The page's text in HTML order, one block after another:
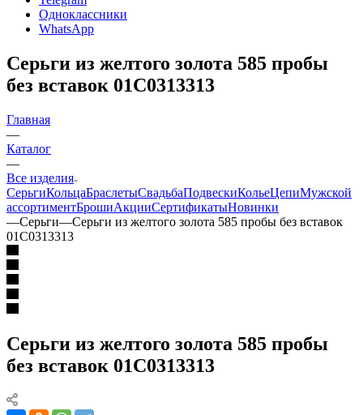
Одноклассники
WhatsApp
Серьги из желтого золота 585 пробы
без вставок 01С0313313
Главная
—
Каталог
—
Все изделия
СерьгиКольцаБраслетыСвадьбаПодвескиКольеЦепиМужской
ассортиментБрошиАкцииСертификатыНовинки
—Серьги—Серьги из желтого золота 585 пробы без вставок
01С0313313
Серьги из желтого золота 585 пробы
без вставок 01С0313313